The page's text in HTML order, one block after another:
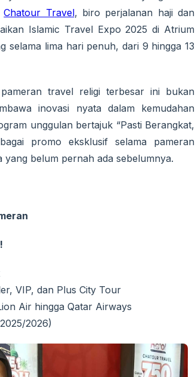
Chatour Travel, biro perjalanan haji dan
Islamic Travel Expo 2025 di Atrium
selama lima hari penuh, dari 9 hingga 13
travel religi terbesar ini bukan
inovasi nyata dalam kemudahan
unggulan bertajuk “Pasti Berangkat,
promo eksklusif selama pameran
belum pernah ada sebelumnya.
VIP, dan Plus City Tour
Air hingga Qatar Airways
2026)